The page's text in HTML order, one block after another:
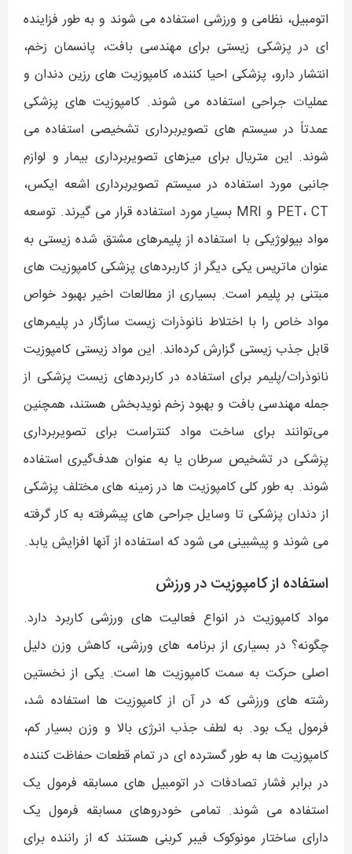
اتومبیل، نظامی و ورزشی استفاده می شوند و به طور فزاینده
ای در پزشکی زیستی برای مهندسی بافت، پانسمان زخم،
انتشار دارو، پزشکی احیا کننده، کامپوزیت های رزین دندان و
عملیات جراحی استفاده می شوند. کامپوزیت های پزشکی
عمدتاً در سیستم های تصویربرداری تشخیصی استفاده می
شوند. این متریال برای میزهای تصویربرداری بیمار و لوازم
جانبی مورد استفاده در سیستم تصویربرداری اشعه ایکس،
PET، CT و MRI بسیار مورد استفاده قرار می گیرند. توسعه
مواد بیولوژیکی با استفاده از پلیمرهای مشتق شده زیستی به
عنوان ماتریس یکی دیگر از کاربردهای پزشکی کامپوزیت های
مبتنی بر پلیمر است. بسیاری از مطالعات اخیر بهبود خواص
مواد خاص را با اختلاط نانوذرات زیست سازگار در پلیمرهای
قابل جذب زیستی گزارش کرده‌اند. این مواد زیستی کامپوزیت
نانوذرات/پلیمر برای استفاده در کاربردهای زیست پزشکی از
جمله مهندسی بافت و بهبود زخم نویدبخش هستند، همچنین
می‌توانند برای ساخت مواد کنتراست برای تصویربرداری
پزشکی در تشخیص سرطان یا به عنوان هدف‌گیری استفاده
شوند. به طور کلی کامپوزیت ها در زمینه های مختلف پزشکی
از دندان پزشکی تا وسایل جراحی های پیشرفته به کار گرفته
می شوند و پیشبینی می شود که استفاده از آنها افزایش یابد.
استفاده از کامپوزیت در ورزش
مواد کامپوزیت در انواع فعالیت های ورزشی کاربرد دارد.
چگونه؟ در بسیاری از برنامه های ورزشی، کاهش وزن دلیل
اصلی حرکت به سمت کامپوزیت ها است. یکی از نخستین
رشته های ورزشی که در آن از کامپوزیت ها استفاده شد،
فرمول یک بود. به لطف جذب انرژی بالا و وزن بسیار کم،
کامپوزیت ها به طور گسترده ای در تمام قطعات حفاظت کننده
در برابر فشار تصادفات در اتومبیل های مسابقه فرمول یک
استفاده می شوند. تمامی خودروهای مسابقه فرمول یک
دارای ساختار مونوکوک فیبر کربنی هستند که از راننده برای